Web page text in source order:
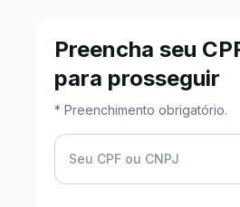
Preencha seu
para prosseguir
* Preenchimento obrigatório.
Seu CPF ou CNPJ